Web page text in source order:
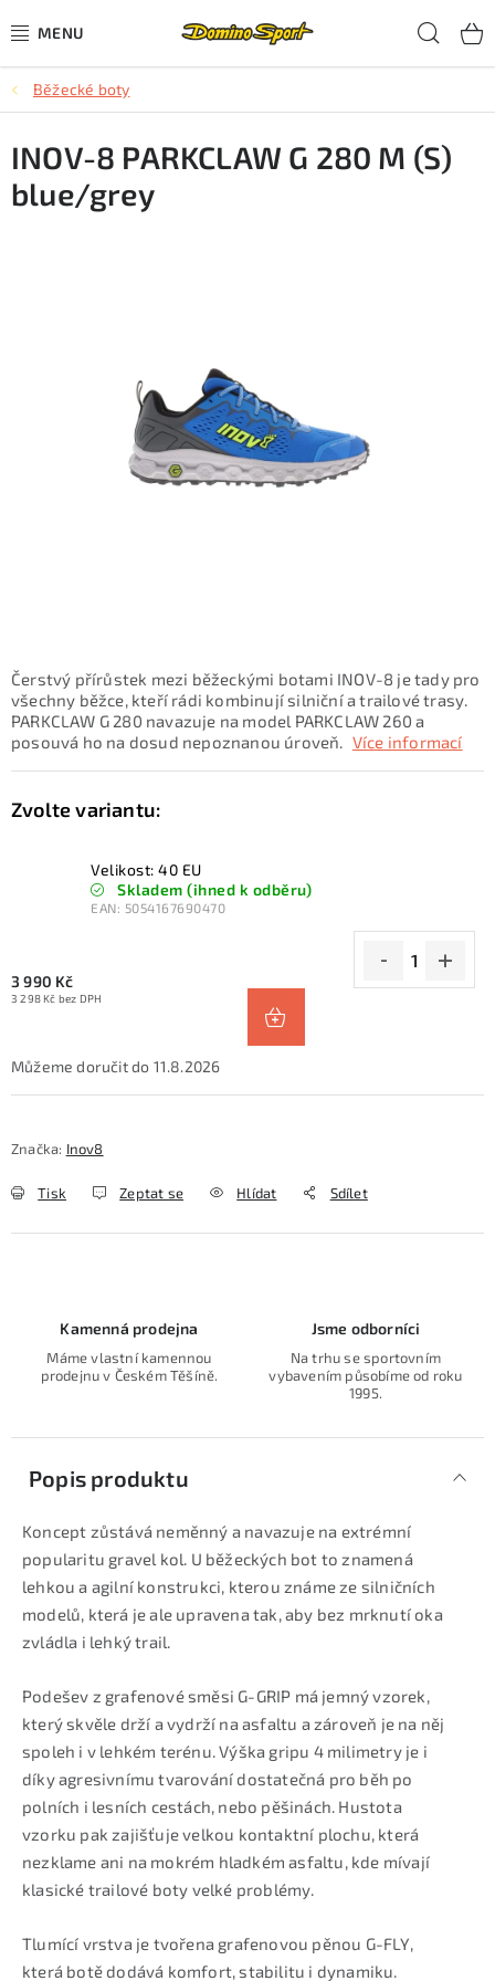
na
CYKLISTIKA
SJEZDOVÉ LYŽOVÁNÍ
SKIALPOVÉ LYŽOVÁNÍ
Běžecké boty
Čerstvý přírůstek mezi běžeckými botami INOV-8 je tady pro
všechny běžce, kteří rádi kombinují silniční a trailové trasy.
PARKCLAW G 280 navazuje na model PARKCLAW 260 a
posouvá ho na dosud nepoznanou úroveň. Více informací
Velikost: 40 EU
Skladem (ihned k odběru)
EAN: 5054167690470
3 990 Kč
3 298 Kč bez DPH
11.8.2026
Značka: Inov8
Tisk Zeptat se Hlídat Sdílet
INOV-8 PARKCLAW G 280 M (S)
blue/grey
Kamenná prodejna
Máme vlastní kamennou
prodejnu v Českém Těšíně.
Jsme odborníci
Na trhu se sportovním
vybavením působíme od roku
1995.
Popis produktu
Koncept zůstává neměnný a navazuje na extrémní
popularitu gravel kol. U běžeckých bot to znamená
lehkou a agilní konstrukci, kterou známe ze silničních
modelů, která je ale upravena tak, aby bez mrknutí oka
zvládla i lehký trail.
Podešev z grafenové směsi G-GRIP má jemný vzorek,
který skvěle drží a vydrží na asfaltu a zároveň je na něj
spoleh i v lehkém terénu. Výška gripu 4 milimetry je i
díky agresivnímu tvarování dostatečná pro běh po
polních i lesních cestách, nebo pěšinách. Hustota
vzorku pak zajišťuje velkou kontaktní plochu, která
nezklame ani na mokrém hladkém asfaltu, kde mívají
klasické trailové boty velké problémy.
Tlumící vrstva je tvořena grafenovou pěnou G-FLY,
která botě dodává komfort, stabilitu i dynamiku.